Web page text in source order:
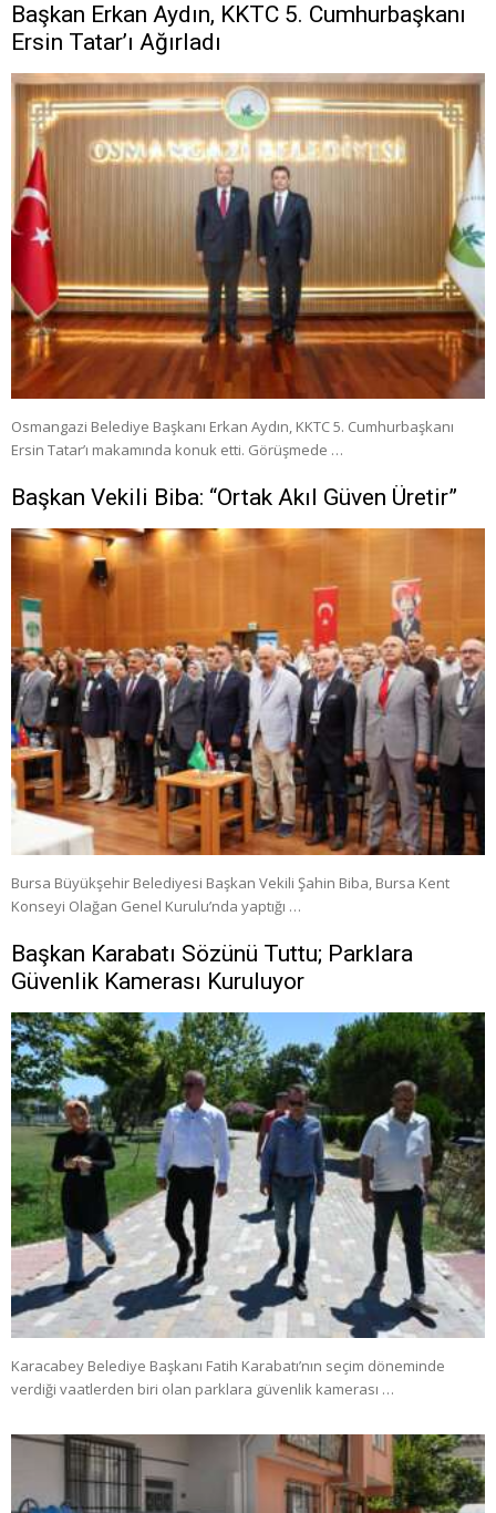
Başkan Erkan Aydın, KKTC 5. Cumhurbaşkanı
Ersin Tatar’ı Ağırladı
Osmangazi Belediye Başkanı Erkan Aydın, KKTC 5. Cumhurbaşkanı
Ersin Tatar’ı makamında konuk etti. Görüşmede …
Başkan Vekili Biba: “Ortak Akıl Güven Üretir”
Bursa Büyükşehir Belediyesi Başkan Vekili Şahin Biba, Bursa Kent
Konseyi Olağan Genel Kurulu’nda yaptığı …
Başkan Karabatı Sözünü Tuttu; Parklara
Güvenlik Kamerası Kuruluyor
Karacabey Belediye Başkanı Fatih Karabatı’nın seçim döneminde
verdiği vaatlerden biri olan parklara güvenlik kamerası …